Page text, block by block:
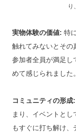
り
実物体験の価値: 特
触れてみないとその
参加者全員が満足し
めて感じられました。
コミュニティの形成:
まり、イベントと
もすぐに打ち解け